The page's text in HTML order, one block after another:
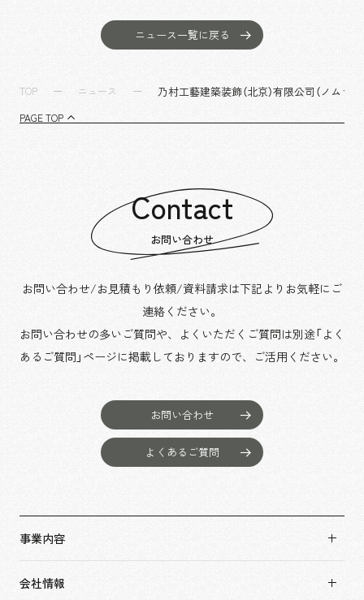
ニュース一覧に戻る
TOP ニュース 乃村工藝建築装飾（北京）有限公司（ノムラ
PAGE TOP
Contact
お問い合わせ
お問い合わせ/お見積もり依頼/資料請求は下記よりお気軽にご
連絡ください。
お問い合わせの多いご質問や、よくいただくご質問は別途「よく
あるご質問」ページに掲載しておりますので、
ご活用ください。
お問い合わせ
よくあるご質問
事業内容
会社情報